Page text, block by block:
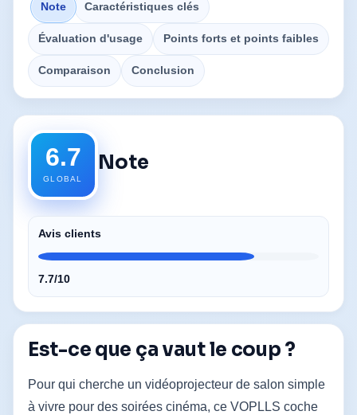
Note Caractéristiques clés
Évaluation d'usage Points forts et points faibles
Comparaison Conclusion
6.7
GLOBAL
Note
Avis clients
7.7/10
Est-ce que ça vaut le coup ?
Pour qui cherche un vidéoprojecteur de salon simple
à vivre pour des soirées cinéma, ce VOPLLS coche